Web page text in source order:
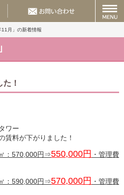
11月」の新着情報
！
ワー
賃料が下がりました！
：570,000円⇒550,000円 ・管理費
：590,000円⇒570,000円 ・管理費